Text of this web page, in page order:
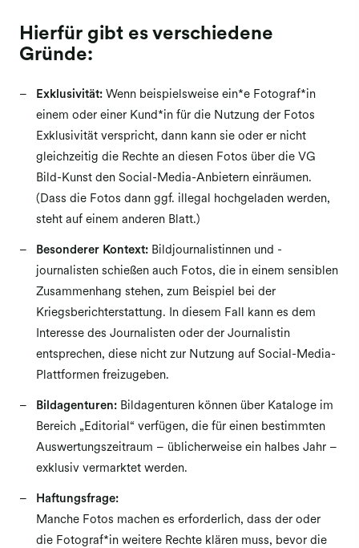
Folgerecht Kunst & Fotografie
Opt-out-Datenbank
Hierfür gibt es verschiedene
Gründe:
Exklusivität:Wenn beispielsweise ein*e Fotograf*in
einem oder einer Kund*in für die Nutzung der Fotos
Exklusivität verspricht, dann kann sie oder er nicht
gleichzeitig die Rechte an diesen Fotos über die VG
Bild-Kunst den Social-Media-Anbietern einräumen.
(Dass die Fotos dann ggf. illegal hochgeladen werden,
steht auf einem anderen Blatt.)
Besonderer Kontext:Bildjournalistinnen und -
journalisten schießen auch Fotos, die in einem sensiblen
Zusammenhang stehen, zum Beispiel bei der
Kriegsberichterstattung. In diesem Fall kann es dem
Interesse des Journalisten oder der Journalistin
entsprechen, diese nicht zur Nutzung auf Social-Media-
Plattformen freizugeben.
Bildagenturen:Bildagenturen können über Kataloge im
Bereich „Editorial“ verfügen, die für einen bestimmten
Auswertungszeitraum – üblicherweise ein halbes Jahr –
exklusiv vermarktet werden.
Haftungsfrage:
Manche Fotos machen es erforderlich, dass der oder
die Fotograf*in weitere Rechte klären muss, bevor die